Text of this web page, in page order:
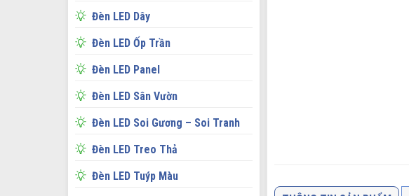
Đèn LED Dây
Đèn LED Ốp Trần
Đèn LED Panel
Đèn LED Sân Vườn
Đèn LED Soi Gương – Soi Tranh
Đèn LED Treo Thả
Đèn LED Tuýp Màu